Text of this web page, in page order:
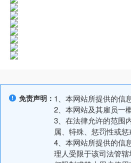
免责声明： 1、本网站所提供的信
2、本网站及其雇员一
3、在法律允许的范围
属、特殊、惩罚性或
4、本网站所提供的信
理人受限于该司法管